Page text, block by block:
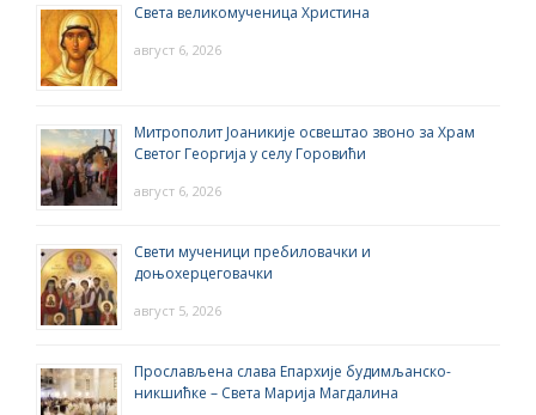
Света великомученица Христина
август 6, 2026
Митрополит Јоаникије освештао звоно за Храм
Светог Георгија у селу Горовићи
август 6, 2026
Свети мученици пребиловачки и
доњохерцеговачки
август 5, 2026
Прослављена слава Епархије будимљанско-
никшићке – Света Марија Магдалина